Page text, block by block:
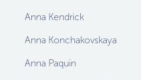
Anna Kendrick
Anna Konchakovskaya
Anna Paquin